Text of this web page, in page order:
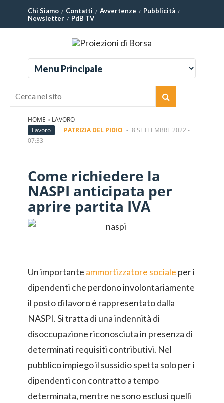
Chi Siamo Contatti Avvertenze
Pubblicità
Newsletter
PdB TV
HOME » LAVORO
Lavoro
PATRIZIA DEL PIDIO - 8 SETTEMBRE 2022 -
07:33
Come richiedere la
NASPI anticipata per
aprire partita IVA
Un importante ammortizzatore sociale per i
dipendenti che perdono involontariamente
il posto di lavoro è rappresentato dalla
NASPI. Si tratta di una indennità di
disoccupazione riconosciuta in presenza di
determinati requisiti contributivi. Nel
pubblico impiego il sussidio spetta solo per i
dipendenti con contratto a tempo
determinata, mentre ne sono esclusi quelli